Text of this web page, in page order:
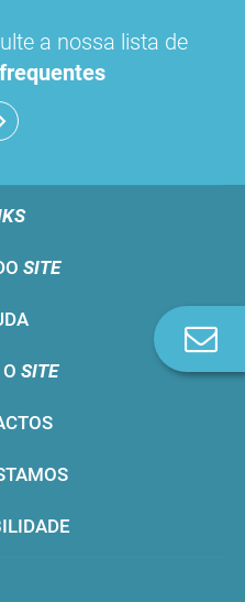
a nossa lista de
SITE
SITE